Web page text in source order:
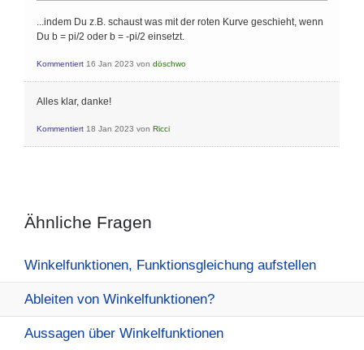
...indem Du z.B. schaust was mit der roten Kurve geschieht, wenn
Du b = pi/2 oder b = -pi/2 einsetzt.
Kommentiert 16 Jan 2023 von döschwo
Alles klar, danke!
Kommentiert 18 Jan 2023 von Ricci
Ähnliche Fragen
Winkelfunktionen, Funktionsgleichung aufstellen
Ableiten von Winkelfunktionen?
Aussagen über Winkelfunktionen